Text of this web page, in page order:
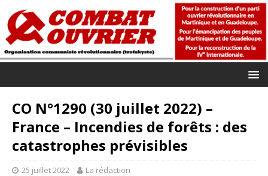
CO N°1290 (30 juillet 2022) –
France – Incendies de forêts : des
catastrophes prévisibles
25 juillet 2022 La rédaction